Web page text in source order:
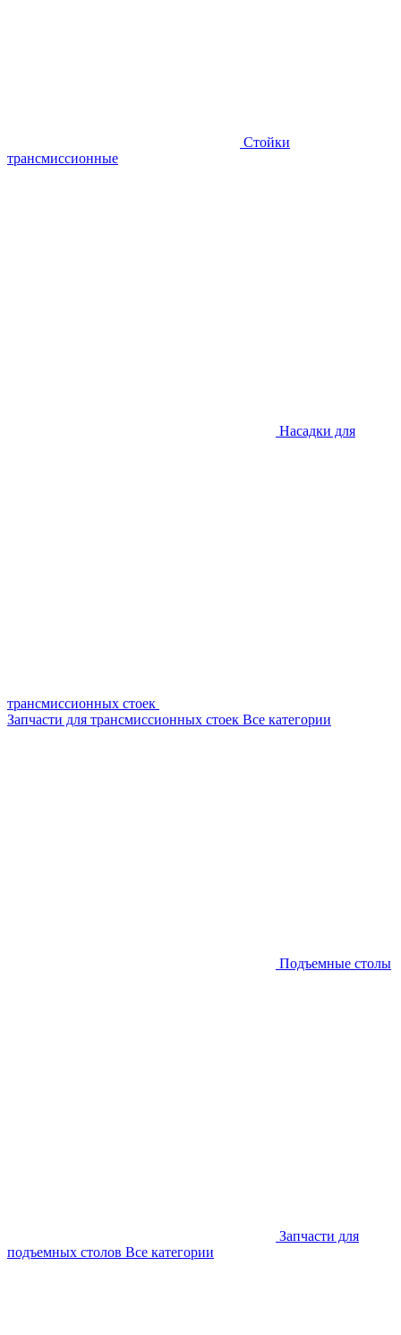
Стойки
трансмиссионные
Насадки для
трансмиссионных стоек
Запчасти для трансмиссионных стоек Все категории
Подъемные столы
Запчасти для
подъемных столов Все категории